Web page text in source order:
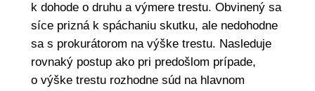
k dohode o druhu a výmere trestu. Obvinený sa
síce prizná k spáchaniu skutku, ale nedohodne
sa s prokurátorom na výške trestu. Nasleduje
rovnaký postup ako pri predošlom prípade,
o výške trestu rozhodne súd na hlavnom